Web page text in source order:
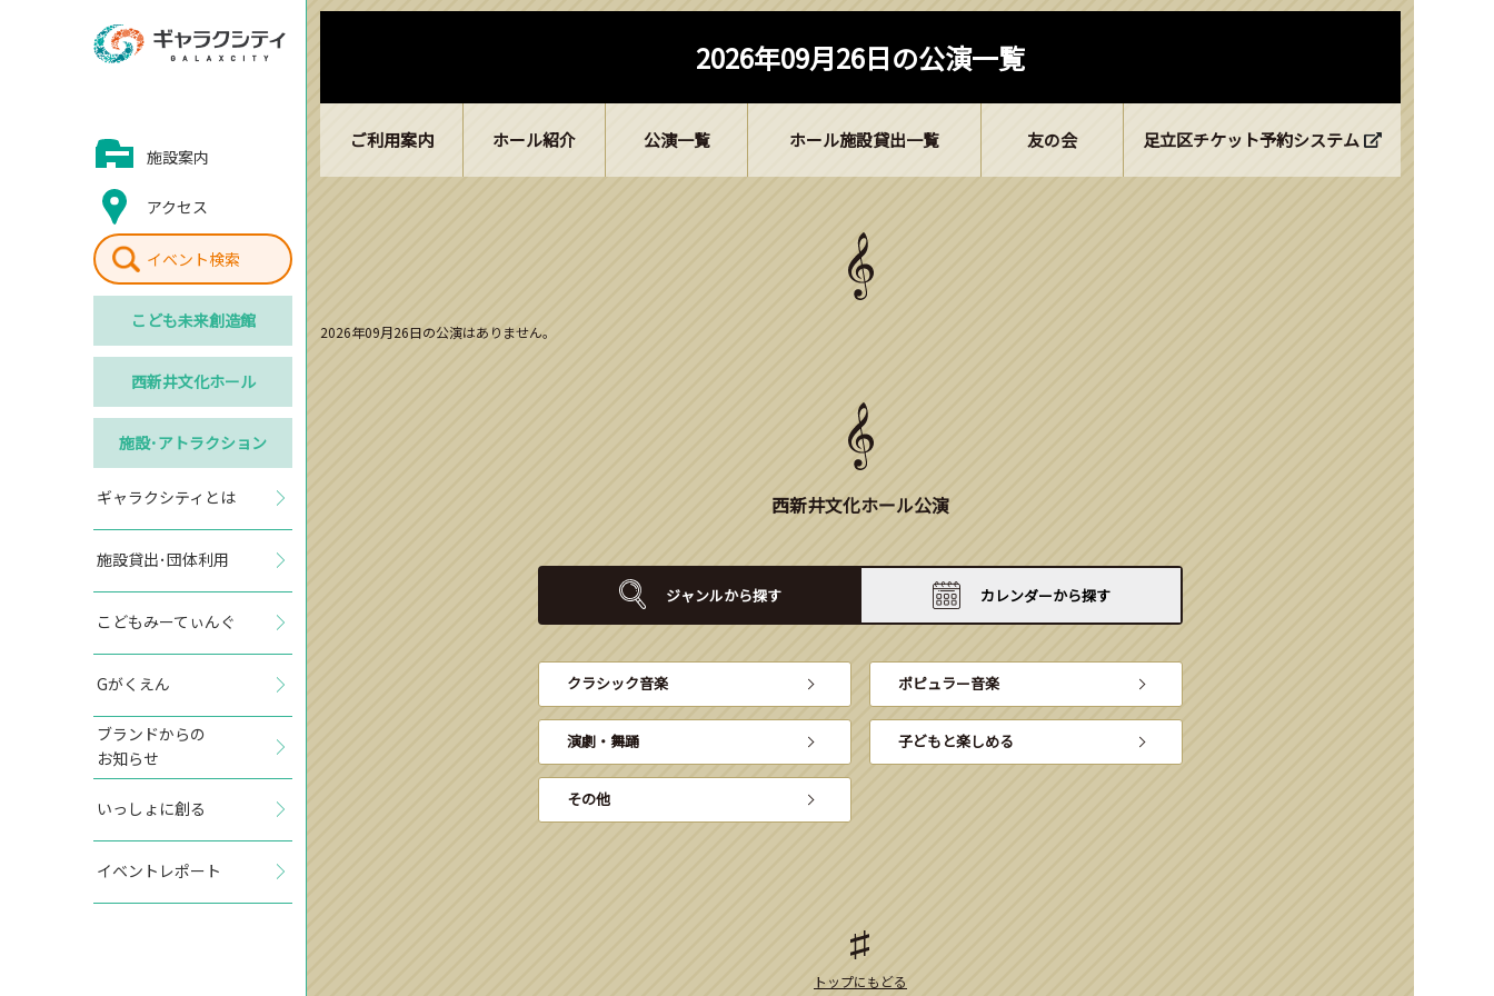
施設案内
アクセス
イベント検索
こども未来創造館
西新井文化ホール
施設･アトラクション
ギャラクシティとは
施設貸出･団体利用
こどもみーてぃんぐ
Gがくえん
ブランドからの
お知らせ
いっしょに創る
イベントレポート
2026年09月26日の公演一覧
ご利用案内 ホール紹介 公演一覧 ホール施設貸出一覧 友の会 足立区チケット予約システム
2026年09月26日の公演はありません。
西新井文化ホール公演
ジャンルから探す カレンダーから探す
クラシック音楽 ポピュラー音楽
演劇・舞踊 子どもと楽しめる
その他
トップにもどる